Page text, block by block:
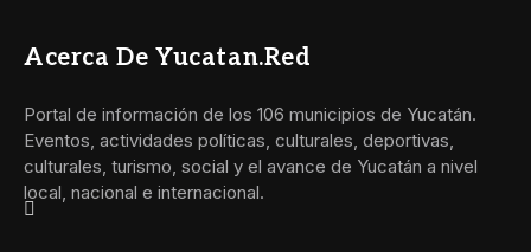
Acerca De Yucatan.red
Portal de información de los 106 municipios de Yucatán.
Eventos, actividades políticas, culturales, deportivas,
culturales, turismo, social y el avance de Yucatán a nivel
local, nacional e internacional.